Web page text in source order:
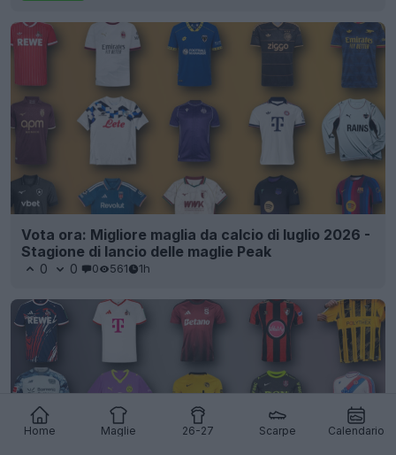
Home Maglie 26-27 Scarpe Calendario
Vota ora: Migliore maglia da calcio di luglio 2026 -
Stagione di lancio delle maglie Peak
0 0 0 561 1h